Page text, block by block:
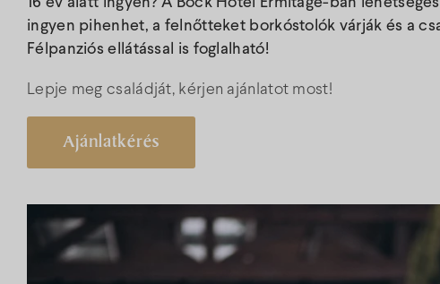
ingyen pihenhet, a felnőtteket borkóstolók várják és a
Félpanziós ellátással is foglalható!
Lepje meg családját, kérjen ajánlatot most!
Ajánlatkérés